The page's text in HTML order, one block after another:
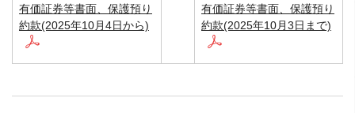
有価証券等書面、保護預り
約款(2025年10月4日から)
有価証券等書面、保護預り
約款(2025年10月3日まで)